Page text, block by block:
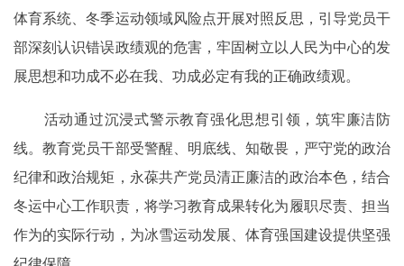
体育系统、冬季运动领域风险点开展对照反思，引导党员干
部深刻认识错误政绩观的危害，牢固树立以人民为中心的发
展思想和功成不必在我、功成必定有我的正确政绩观。
活动通过沉浸式警示教育强化思想引领，筑牢廉洁防
线。教育党员干部受警醒、明底线、知敬畏，严守党的政治
纪律和政治规矩，永葆共产党员清正廉洁的政治本色，结合
冬运中心工作职责，将学习教育成果转化为履职尽责、担当
作为的实际行动，为冰雪运动发展、体育强国建设提供坚强